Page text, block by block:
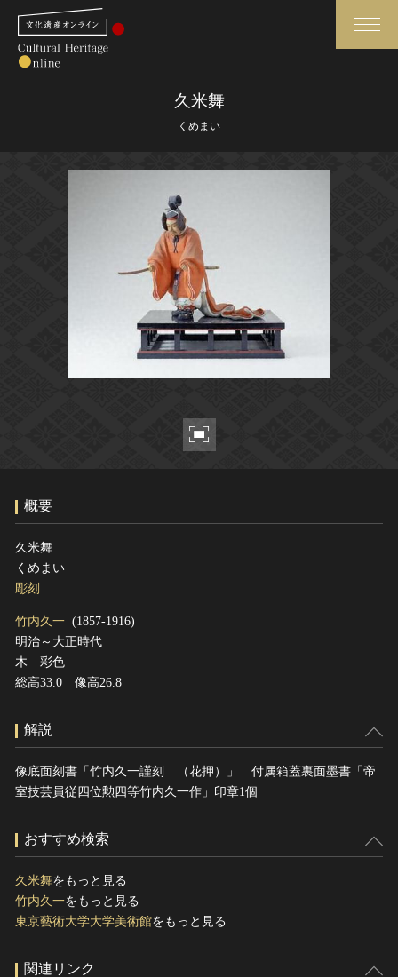
さらに詳細検索
世界遺産と無形文化遺産
全国の美術館・博物館
媒体資料・関連記事等
博物館、美術館の皆さまへ
文化庁よりご挨拶
今月のみどころ
お知らせ一覧
このサイトについて
サイトのご意見はこちら
文化遺産データベース
久米舞
くめまい
概要
久米舞
くめまい
彫刻
竹内久一 (1857-1916)
明治～大正時代
木 彩色
総高33.0 像高26.8
解説
像底面刻書「竹内久一謹刻 （花押）」 付属箱蓋裏面墨書「帝
室技芸員従四位勲四等竹内久一作」印章1個
おすすめ検索
久米舞をもっと見る
竹内久一をもっと見る
東京藝術大学大学美術館をもっと見る
関連リンク